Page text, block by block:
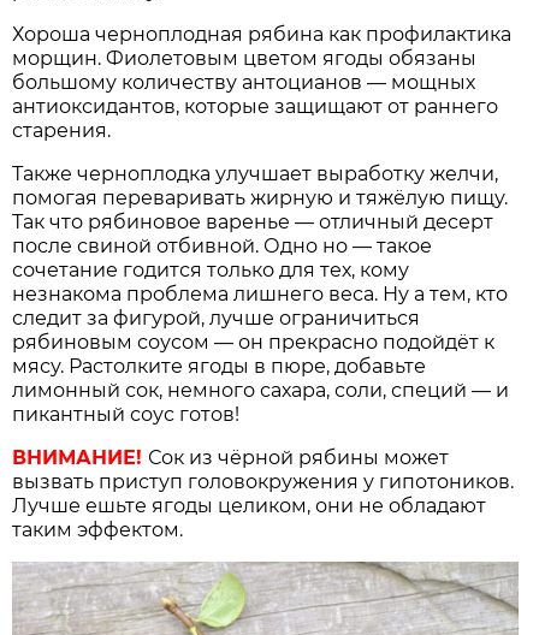
Хороша черноплодная рябина как профилактика
морщин. Фиолетовым цветом ягоды обязаны
большому количеству антоцианов — мощных
антиоксидантов, которые защищают от раннего
старения.
Также черноплодка улучшает выработку желчи,
помогая переваривать жирную и тяжёлую пищу.
Так что рябиновое варенье — отличный десерт
после свиной отбивной. Одно но — такое
сочетание годится только для тех, кому
незнакома проблема лишнего веса. Ну а тем, кто
следит за фигурой, лучше ограничиться
рябиновым соусом — он прекрасно подойдёт к
мясу. Растолките ягоды в пюре, добавьте
лимонный сок, немного сахара, соли, специй — и
пикантный соус готов!
ВНИМАНИЕ! Сок из чёрной рябины может
вызвать приступ головокружения у гипотоников.
Лучше ешьте ягоды целиком, они не обладают
таким эффектом.